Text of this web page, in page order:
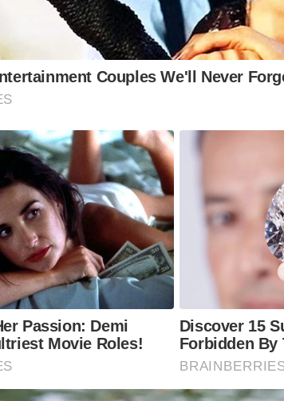
Couples We'll Never
Passion: Demi
Movie Roles!
Discover 15
Forbidden By